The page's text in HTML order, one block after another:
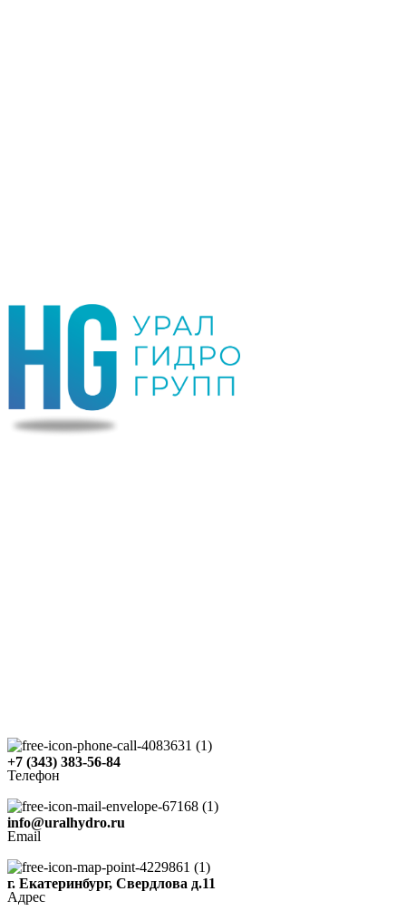
+7 (343) 383-56-84
Телефон
info@uralhydro.ru
Email
г. Екатеринбург, Свердлова д.11
Адрес